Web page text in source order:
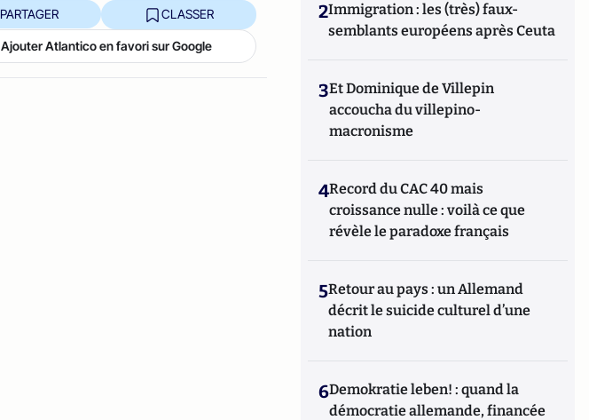
PARTAGER CLASSER
Ajouter Atlantico en favori sur Google
2Immigration : les (très) faux-
semblants européens après Ceuta
3Et Dominique de Villepin
accoucha du villepino-
macronisme
4Record du CAC 40 mais
croissance nulle : voilà ce que
révèle le paradoxe français
5Retour au pays : un Allemand
décrit le suicide culturel d’une
nation
6Demokratie leben! : quand la
démocratie allemande, financée